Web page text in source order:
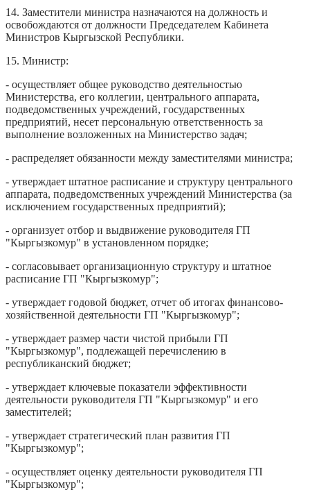
14. Заместители министра назначаются на должность и
освобождаются от должности Председателем Кабинета
Министров Кыргызской Республики.
15. Министр:
- осуществляет общее руководство деятельностью
Министерства, его коллегии, центрального аппарата,
подведомственных учреждений, государственных
предприятий, несет персональную ответственность за
выполнение возложенных на Министерство задач;
- распределяет обязанности между заместителями министра;
- утверждает штатное расписание и структуру центрального
аппарата, подведомственных учреждений Министерства (за
исключением государственных предприятий);
- организует отбор и выдвижение руководителя ГП
"Кыргызкомур" в установленном порядке;
- согласовывает организационную структуру и штатное
расписание ГП "Кыргызкомур";
- утверждает годовой бюджет, отчет об итогах финансово-
хозяйственной деятельности ГП "Кыргызкомур";
- утверждает размер части чистой прибыли ГП
"Кыргызкомур", подлежащей перечислению в
республиканский бюджет;
- утверждает ключевые показатели эффективности
деятельности руководителя ГП "Кыргызкомур" и его
заместителей;
- утверждает стратегический план развития ГП
"Кыргызкомур";
- осуществляет оценку деятельности руководителя ГП
"Кыргызкомур";